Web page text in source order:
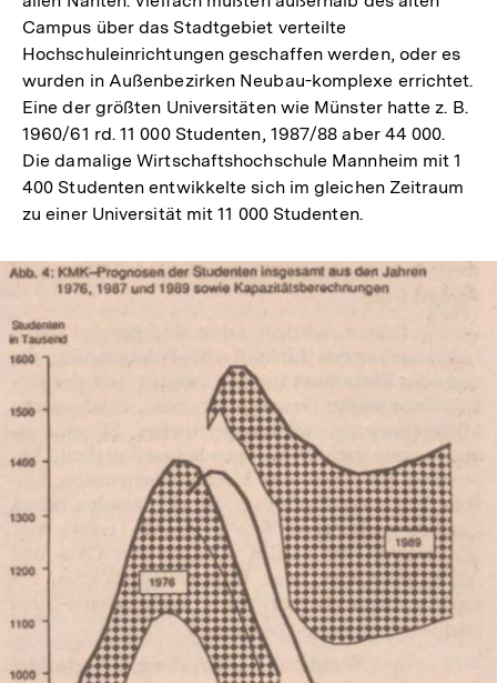
Campus über das Stadtgebiet verteilte
Hochschuleinrichtungen geschaffen werden, oder es
wurden in Außenbezirken Neubau-komplexe errichtet.
Eine der größten Universitäten wie Münster hatte z. B.
1960/61 rd. 11 000 Studenten, 1987/88 aber 44 000.
Die damalige Wirtschaftshochschule Mannheim mit 1
400 Studenten entwikkelte sich im gleichen Zeitraum
zu einer Universität mit 11 000 Studenten.
In
Lightbox
öffnen